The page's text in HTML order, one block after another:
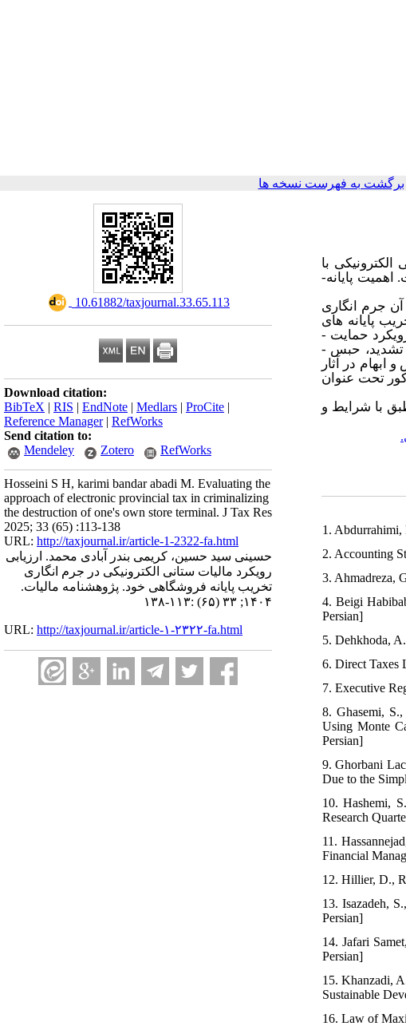
برگشت به فهرست نسخه ها
‎ 10.61882/taxjournal.33.65.113
Download citation:
BibTeX | RIS | EndNote | Medlars | ProCite |
Reference Manager| RefWorks
Send citation to:
Mendeley
Zotero RefWorks
Hosseini S H, karimi bandar abadi M. Evaluating the
approach of electronic provincial tax in criminalizing
the destruction of one's own store terminal. J Tax Res
2025; 33 (65) :113-138
URL: http://taxjournal.ir/article-1-2322-fa.html
حسینی سید حسین، کریمی بندر آبادی محمد. ارزیابی
رویکرد مالیات ستانی الکترونیکی در جرم انگاری
تخریب پایانه فروشگاهی خود. پژوهشنامه مالیات.
۱۴۰۴; ۳۳ (۶۵) :۱۱۳-۱۳۸
URL: http://taxjournal.ir/article-۱-۲۳۲۲-fa.html
با
پایانه­
جرم ­انگاری
پایانه ­های
نموده و دو رویکرد حمایت
حبس
در آثار
تحت عنوان
با شرایط و
1. Abdurrahimi,
2. Accounting
3. Ahmadreza,
4. Beigi
Persian]
5. Dehkhoda,
6. Direct Taxes
7. Executive
8. Ghasemi,
Using Monte
Persian]
9. Ghorbani
Due to the
10. Hashemi,
Research
11.
Financial
12. Hillier, D.,
13. Isazadeh,
Persian]
14. Jafari
Persian]
15. Khanzadi,
Sustainable
16. Law of